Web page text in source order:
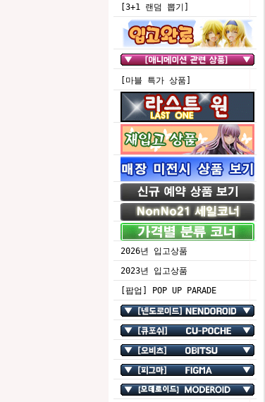
[3+1 랜덤 뽑기]
[마블 특가 상품]
2026년 입고상품
2023년 입고상품
[팝업] POP UP PARADE